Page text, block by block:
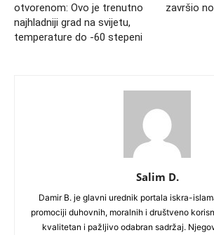
otvorenom: Ovo je trenutno
najhladniji grad na svijetu,
temperature do -60 stepeni
završio
Salim D.
Damir B. je glavni urednik portala iskra-
promociji duhovnih, moralnih i društveno
kvalitetan i pažljivo odabran sadržaj.